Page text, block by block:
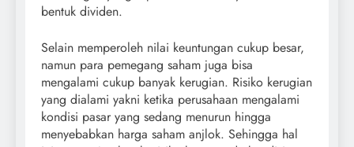
bentuk dividen.
Selain memperoleh nilai keuntungan cukup besar,
namun para pemegang saham juga bisa
mengalami cukup banyak kerugian. Risiko kerugian
yang dialami yakni ketika perusahaan mengalami
kondisi pasar yang sedang menurun hingga
menyebabkan harga saham anjlok. Sehingga hal